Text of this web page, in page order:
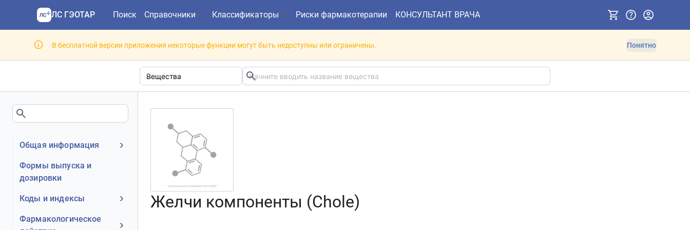
ЛС ГЭОТАР Поиск Справочники Классификаторы Риски фармакотерапии КОНСУЛЬТАНТ ВРАЧА
В бесплатной версии приложения некоторые функции могут быть недоступны или ограничены. Понятно
Общая информация
Клинико-фармакологическая
группа
Формы выпуска и
дозировки
Коды и индексы
АТХ код
Фармакологическое
Желчи компоненты (Chole)